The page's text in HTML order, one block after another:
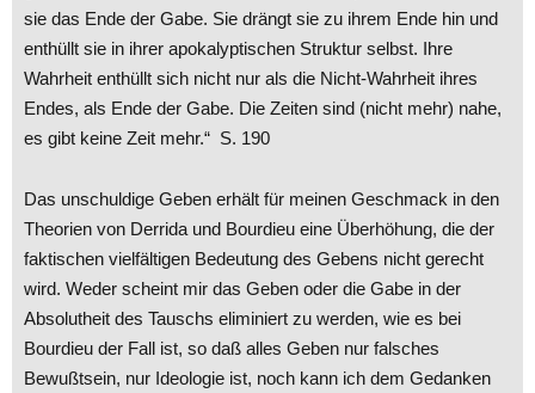
sie das Ende der Gabe. Sie drängt sie zu ihrem Ende hin und
enthüllt sie in ihrer apokalyptischen Struktur selbst. Ihre
Wahrheit enthüllt sich nicht nur als die Nicht-Wahrheit ihres
Endes, als Ende der Gabe. Die Zeiten sind (nicht mehr) nahe,
es gibt keine Zeit mehr.“ S. 190
Das unschuldige Geben erhält für meinen Geschmack in den
Theorien von Derrida und Bourdieu eine Überhöhung, die der
faktischen vielfältigen Bedeutung des Gebens nicht gerecht
wird. Weder scheint mir das Geben oder die Gabe in der
Absolutheit des Tauschs eliminiert zu werden, wie es bei
Bourdieu der Fall ist, so daß alles Geben nur falsches
Bewußtsein, nur Ideologie ist, noch kann ich dem Gedanken